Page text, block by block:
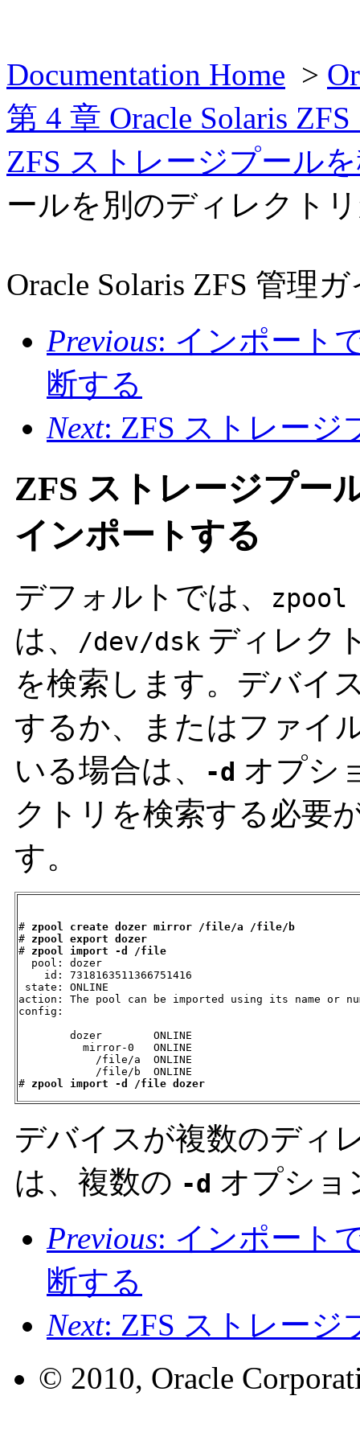
Documentation Home >
第 4 章 Oracle Solaris
ZFS ストレージプール
ールを別のディレクト
Oracle Solaris ZFS 管理
Previous: インポート
断する
Next: ZFS ストレージ
ZFS ストレージプー
インポートする
デフォルトでは、 zpool
は、 /dev/dsk ディレク
を検索します。デバイ
するか、またはファイ
いる場合は、
-d オプシ
クトリを検索する必要
す。
# zpool create dozer mirror /file/a /file/b
# zpool export dozer
# zpool import -d /file
  pool: dozer
    id: 7318163511366751416
state: ONLINE
action: The pool can be imported using its name or
config:
        dozer        ONLINE
          mirror-0   ONLINE
            /file/a  ONLINE
            /file/b  ONLINE
# zpool import -d /file dozer
デバイスが複数のディ
は、複数の -d オプショ
Previous: インポート
断する
Next: ZFS ストレージ
© 2010, Oracle